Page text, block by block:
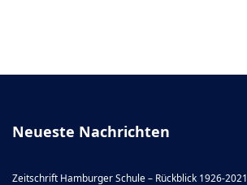
Neueste Nachrichten
Zeitschrift Hamburger Schule – Rückblick 1926-2021